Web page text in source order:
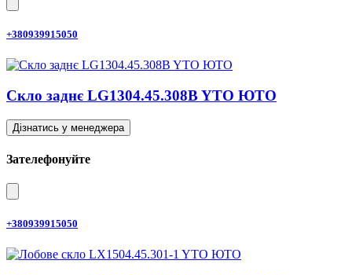
+380939915050
Скло заднє LG1304.45.308B YTO ЮТО
Дізнатись у менеджера
Зателефонуйте
+380939915050